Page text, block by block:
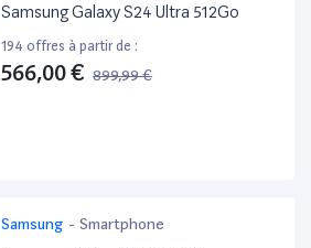
Samsung Galaxy S24 Ultra 512Go
194 offres à partir de :
566,00 € 899,99 €
Samsung - Smartphone